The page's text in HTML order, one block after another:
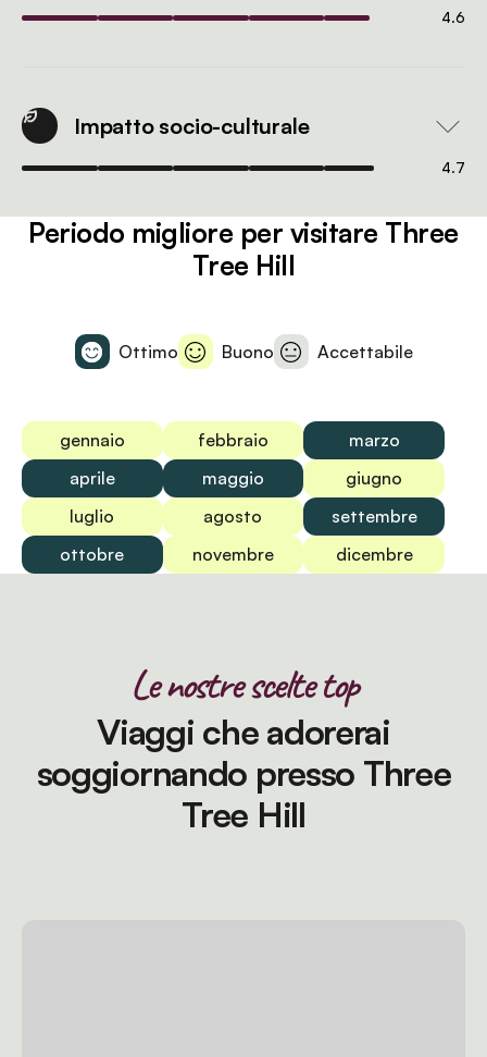
4.6
Impatto socio-culturale
4.7
Periodo migliore per visitare Three
Tree Hill
Ottimo Buono Accettabile
gennaio febbraio
marzo
aprile
maggio
giugno
luglio
agosto
settembre
ottobre
novembre dicembre
Le nostre scelte top
Viaggi che adorerai
soggiornando presso Three
Tree Hill